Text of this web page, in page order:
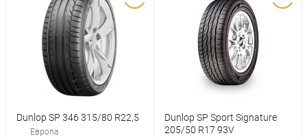
Dunlop SP 346 315/80 R22,5
Европа
Dunlop SP Sport Signature
205/50 R17 93V